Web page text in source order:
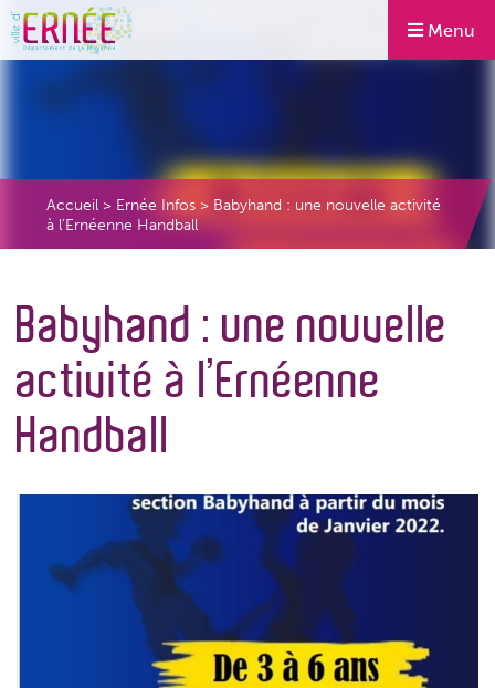
Menu
Accueil > Ernée Infos > Babyhand : une nouvelle activité
à l’Ernéenne Handball
Babyhand : une nouvelle
activité à l’Ernéenne
Handball